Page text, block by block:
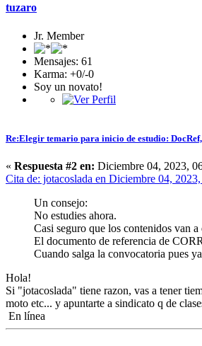
tuzaro
Jr. Member
Mensajes: 61
Karma: +0/-0
Soy un novato!
Re:Elegir temario para inicio de estudio:
« Respuesta #2 en: Diciembre 04, 2023,
Cita de: jotacoslada en Diciembre 04,
Un consejo:
No estudies ahora.
Casi seguro que los contenidos van
El documento de referencia de
Cuando salga la convocatoria pues
Hola!
Si "jotacoslada" tiene razon, vas a tener
moto etc... y apuntarte a sindicato q de
En línea